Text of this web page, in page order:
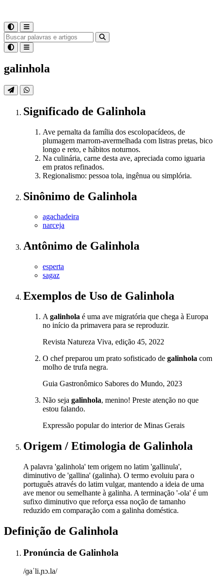
galinhola
Significado de Galinhola
Ave pernalta da família dos escolopacídeos, de
plumagem marrom-avermelhada com listras pretas, bico
longo e reto, e hábitos noturnos.
Na culinária, carne desta ave, apreciada como iguaria
em pratos refinados.
Regionalismo: pessoa tola, ingênua ou simplória.
Sinônimo de Galinhola
agachadeira
narceja
Antônimo de Galinhola
esperta
sagaz
Exemplos de Uso de Galinhola
A galinhola é uma ave migratória que chega à Europa
no início da primavera para se reproduzir.
Revista Natureza Viva, edição 45, 2022
O chef preparou um prato sofisticado de galinhola com
molho de trufa negra.
Guia Gastronômico Sabores do Mundo, 2023
Não seja galinhola, menino! Preste atenção no que
estou falando.
Expressão popular do interior de Minas Gerais
Origem / Etimologia de Galinhola
A palavra 'galinhola' tem origem no latim 'gallinula',
diminutivo de 'gallina' (galinha). O termo evoluiu para o
português através do latim vulgar, mantendo a ideia de uma
ave menor ou semelhante à galinha. A terminação '-ola' é um
sufixo diminutivo que reforça essa noção de tamanho
reduzido em comparação com a galinha doméstica.
Definição de Galinhola
Pronúncia de Galinhola
/ɡaˈli.ɲɔ.la/